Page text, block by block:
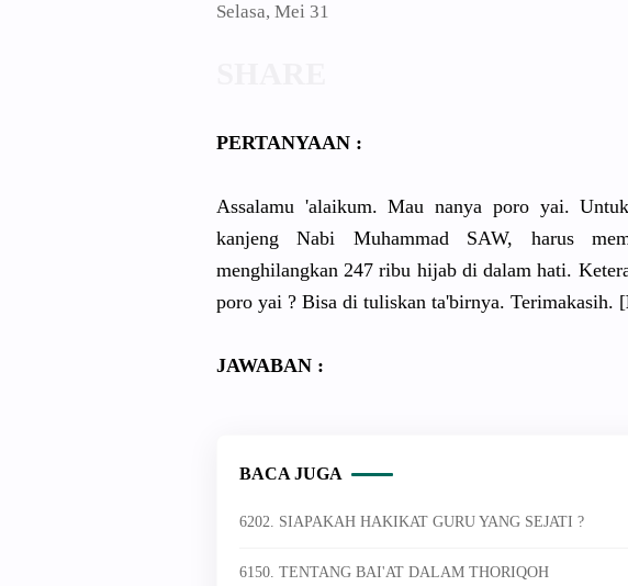
Selasa, Mei 31
PERTANYAAN :
Assalamu 'alaikum. Mau nanya poro yai.
kanjeng Nabi Muhammad SAW, harus
menghilangkan 247 ribu hijab di dalam hati.
poro yai ? Bisa di tuliskan ta'birnya. Terimakasih. [
JAWABAN :
BACA JUGA
6202. SIAPAKAH HAKIKAT GURU YANG SEJATI ?
6150. TENTANG BAI'AT DALAM THORIQOH